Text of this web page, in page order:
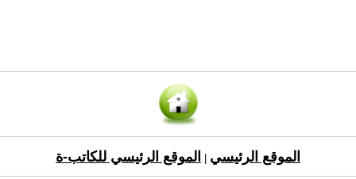
الموقع الرئيسي الموقع الرئيسي للكاتب-ة